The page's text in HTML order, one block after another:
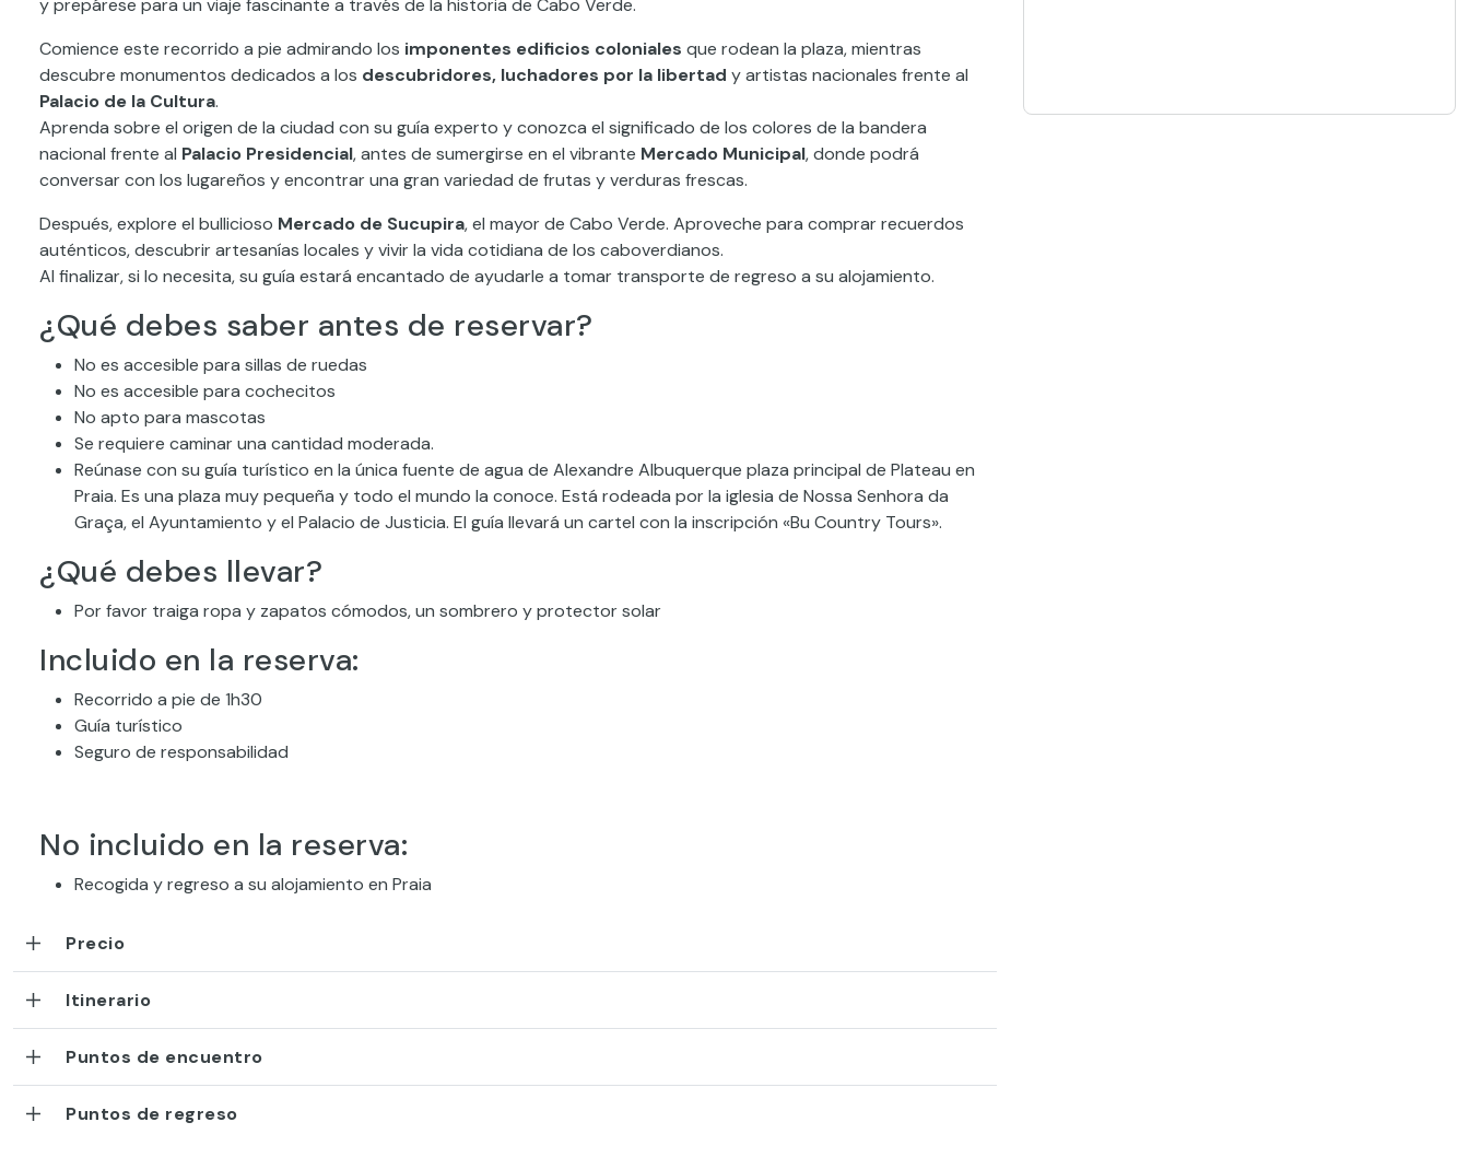
Comience este recorrido a pie admirando los imponentes edificios coloniales que rodean la plaza, mientras
descubre monumentos dedicados a los descubridores, luchadores por la libertad y artistas nacionales frente al
Palacio de la Cultura.
Aprenda sobre el origen de la ciudad con su guía experto y conozca el significado de los colores de la bandera
nacional frente al Palacio Presidencial, antes de sumergirse en el vibrante Mercado Municipal, donde podrá
conversar con los lugareños y encontrar una gran variedad de frutas y verduras frescas.
Después, explore el bullicioso Mercado de Sucupira, el mayor de Cabo Verde. Aproveche para comprar recuerdos
auténticos, descubrir artesanías locales y vivir la vida cotidiana de los caboverdianos.
Al finalizar, si lo necesita, su guía estará encantado de ayudarle a tomar transporte de regreso a su alojamiento.
¿Qué debes saber antes de reservar?
No es accesible para sillas de ruedas
No es accesible para cochecitos
No apto para mascotas
Se requiere caminar una cantidad moderada.
Reúnase con su guía turístico en la única fuente de agua de Alexandre Albuquerque plaza principal de Plateau en
Praia. Es una plaza muy pequeña y todo el mundo la conoce. Está rodeada por la iglesia de Nossa Senhora da
Graça, el Ayuntamiento y el Palacio de Justicia. El guía llevará un cartel con la inscripción «Bu Country Tours».
¿Qué debes llevar?
Por favor traiga ropa y zapatos cómodos, un sombrero y protector solar
Incluido en la reserva:
Recorrido a pie de 1h30
Guía turístico
Seguro de responsabilidad
No incluido en la reserva:
Recogida y regreso a su alojamiento en Praia
Precio
Itinerario
Puntos de encuentro
Puntos de regreso